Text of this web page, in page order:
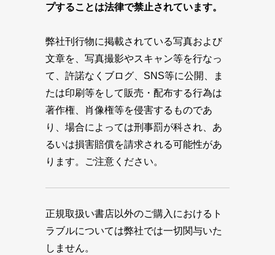
プすることは法律で禁止されています。
弊社刊行物に掲載されている写真および
文章を、写真撮影やスキャン等を行なっ
て、許諾なくブログ、SNS等に公開、ま
たは印刷等をして販売・配布する行為は
著作権、肖像権等を侵害するものであ
り、場合によっては刑事罰が科され、あ
るいは損害賠償を請求される可能性があ
ります。ご注意ください。
正規取扱い書店以外のご購入におけるト
ラブルについては弊社では一切関与いた
しません。